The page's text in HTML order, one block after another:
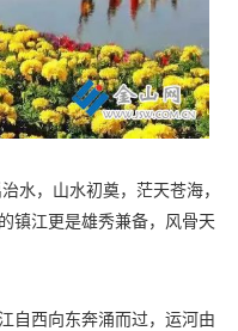
水，山水初奠，茫天苍海，
镇江更是雄秀兼备，风骨天
自西向东奔涌而过，运河由